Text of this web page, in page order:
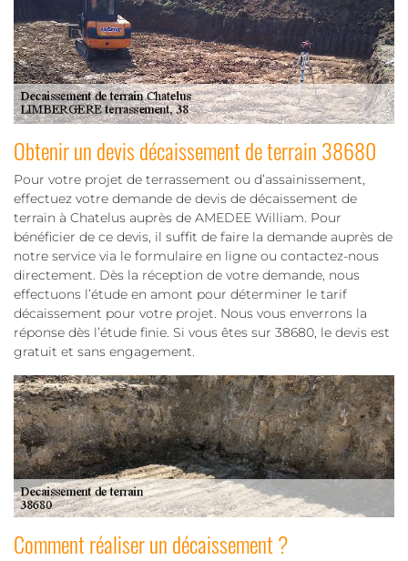
Obtenir un devis décaissement de terrain 38680
Pour votre projet de terrassement ou d’assainissement,
effectuez votre demande de devis de décaissement de
terrain à Chatelus auprès de AMEDEE William. Pour
bénéficier de ce devis, il suffit de faire la demande auprès de
notre service via le formulaire en ligne ou contactez-nous
directement. Dès la réception de votre demande, nous
effectuons l’étude en amont pour déterminer le tarif
décaissement pour votre projet. Nous vous enverrons la
réponse dès l’étude finie. Si vous êtes sur 38680, le devis est
gratuit et sans engagement.
Comment réaliser un décaissement ?